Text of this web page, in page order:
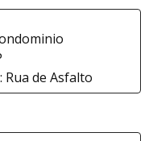
Rua de Asfalto